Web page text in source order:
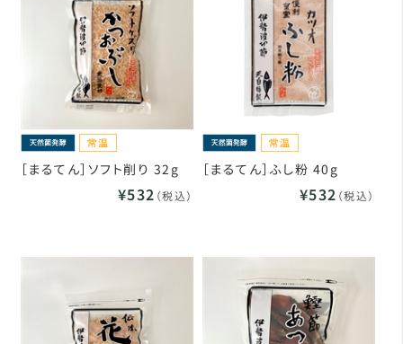
［まるてん］ソフト削り 32g
¥532 （税込）
［まるてん］ふし粉 40g
¥532 （税込）